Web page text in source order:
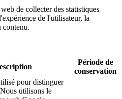
de collecter des statistiques
de l'utilisateur, la
contenu.
Période de
conservation
pour distinguer
utilisons le